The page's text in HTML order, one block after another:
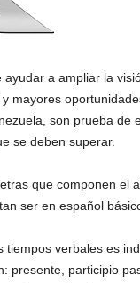
a ampliar la
mayores
son prueba de
se deben superar.
que componen el
ser en español
tiempos verbales es
presente, participio